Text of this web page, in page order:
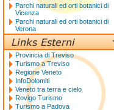
Parchi naturali ed orti botanici di
Vicenza
Parchi naturali ed orti botanici di
Verona
Provincia di Treviso
Turismo a Treviso
Regione Veneto
InfoDolomiti
Veneto tra terra e cielo
Rovigo Turismo
Turismo a Padova